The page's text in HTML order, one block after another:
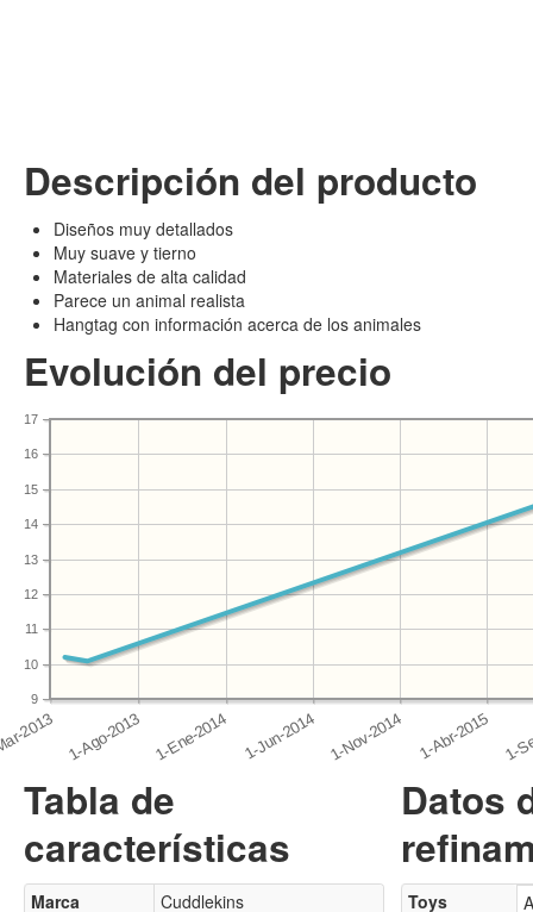
Descripción del producto
Diseños muy detallados
Muy suave y tierno
Materiales de alta calidad
Parece un animal realista
Hangtag con información acerca de los animales
Evolución del precio
9
10
11
12
13
14
15
16
17
Tabla de
características
Marca Cuddlekins
Datos
Toys